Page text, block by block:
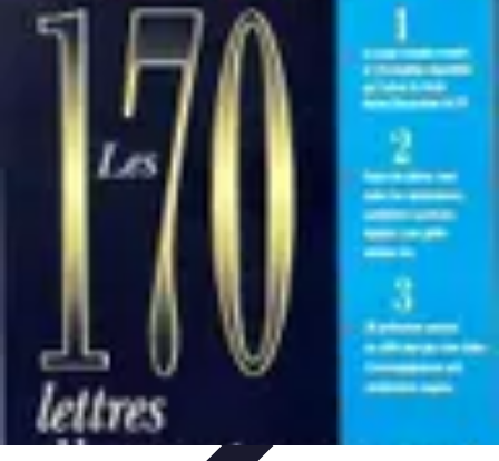
Accompagnement Funéraire
Accompagnement Funéraire
Choix de l'accompagnement Choix et
Conseils Pratiques Évaluation des Services
Accompagnement Funéraire